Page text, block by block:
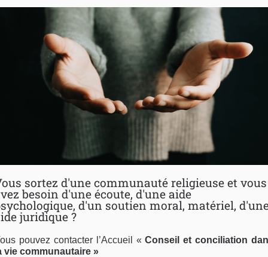
sortez d'une communauté religieuse et vous
besoin d'une écoute, d'une aide
d'un soutien moral, matériel,
juridique ?
pouvez contacter l’Accueil «Conseil et conciliation
vie communautaire »